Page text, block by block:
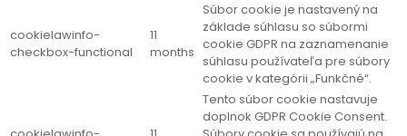
cookielawinfo-
checkbox-functional
11
months
Súbor cookie je nastavený na
základe súhlasu so súbormi
cookie GDPR na zaznamenanie
súhlasu používateľa pre súbory
cookie v kategórii „Funkčné“.
Tento súbor cookie nastavuje
doplnok GDPR Cookie Consent.